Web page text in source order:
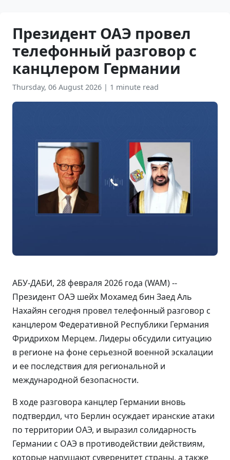
Президент ОАЭ провел
телефонный разговор с
канцлером Германии
Thursday, 06 August 2026 | 1 minute read
АБУ-ДАБИ, 28 февраля 2026 года (WAM) --
Президент ОАЭ шейх Мохамед бин Заед Аль
Нахайян сегодня провел телефонный разговор с
канцлером Федеративной Республики Германия
Фридрихом Мерцем. Лидеры обсудили ситуацию
в регионе на фоне серьезной военной эскалации
и ее последствия для региональной и
международной безопасности.
В ходе разговора канцлер Германии вновь
подтвердил, что Берлин осуждает иранские атаки
по территории ОАЭ, и выразил солидарность
Германии с ОАЭ в противодействии действиям,
которые нарушают суверенитет страны, а также